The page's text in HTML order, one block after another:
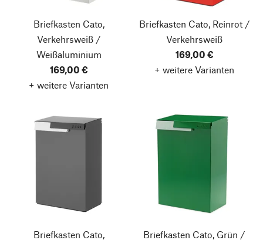
Briefkasten Cato,
Verkehrsweiß /
Weißaluminium
169,00 €
+ weitere Varianten
Briefkasten Cato, Reinrot /
Verkehrsweiß
169,00 €
+ weitere Varianten
Briefkasten Cato,
Briefkasten Cato, Grün /